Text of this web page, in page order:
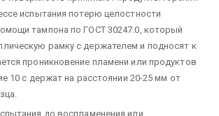
испытания потерю целостности
тампона по ГОСТ 30247.0, который
рамку с держателем и подносят к
проникновение пламени или продуктов
10 с держат на расстоянии 20-25 мм от
до воспламенения или